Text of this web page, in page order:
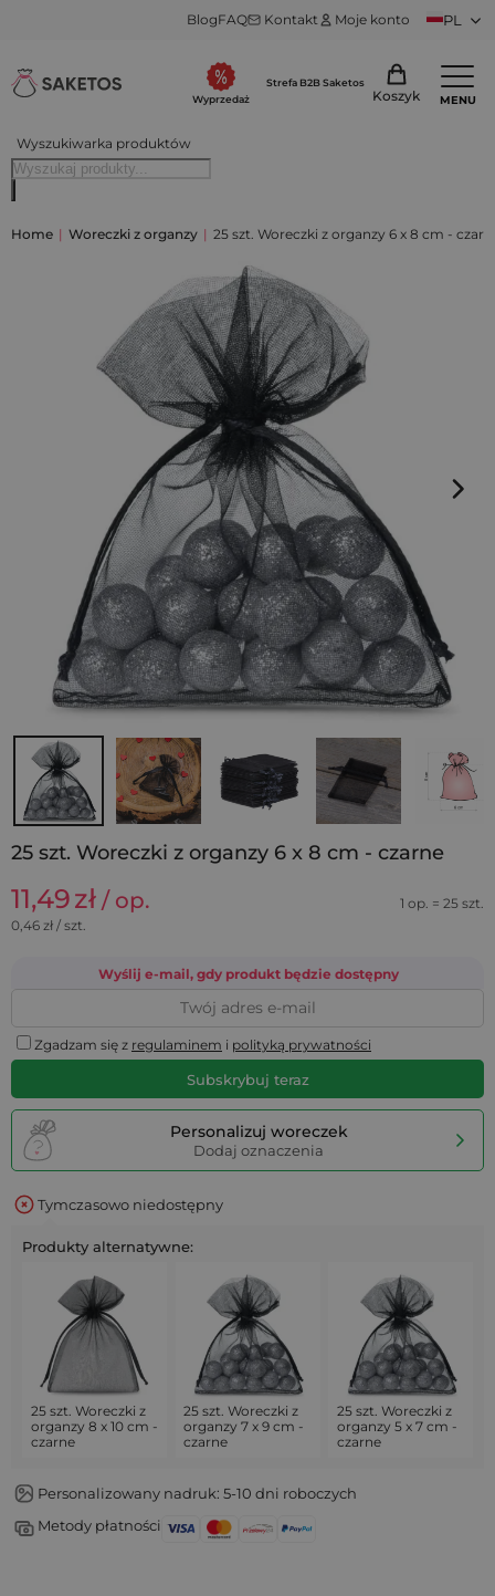
BlogFAQ Kontakt Moje konto PL
Wyszukiwarka produktów
Wyprzedaż
Strefa B2B Saketos
Koszyk MENU
Home | Woreczki z organzy | 25 szt. Woreczki z organzy 6 x 8 cm -
25 szt. Woreczki z organzy 6 x 8 cm - czarne
11,49zł / op.
1 op. = 25 szt.
0,46 zł / szt.
Wyślij e-mail, gdy produkt będzie dostępny
Zgadzam się z regulaminem i polityką prywatności
Subskrybuj teraz
Personalizuj woreczek
Dodaj oznaczenia
Tymczasowo niedostępny
Produkty alternatywne:
25 szt. Woreczki z
organzy 8 x 10 cm -
czarne
25 szt. Woreczki z
organzy 7 x 9 cm -
czarne
25 szt. Woreczki z
organzy 5 x 7 cm -
czarne
Personalizowany nadruk: 5-10 dni roboczych
Metody płatności